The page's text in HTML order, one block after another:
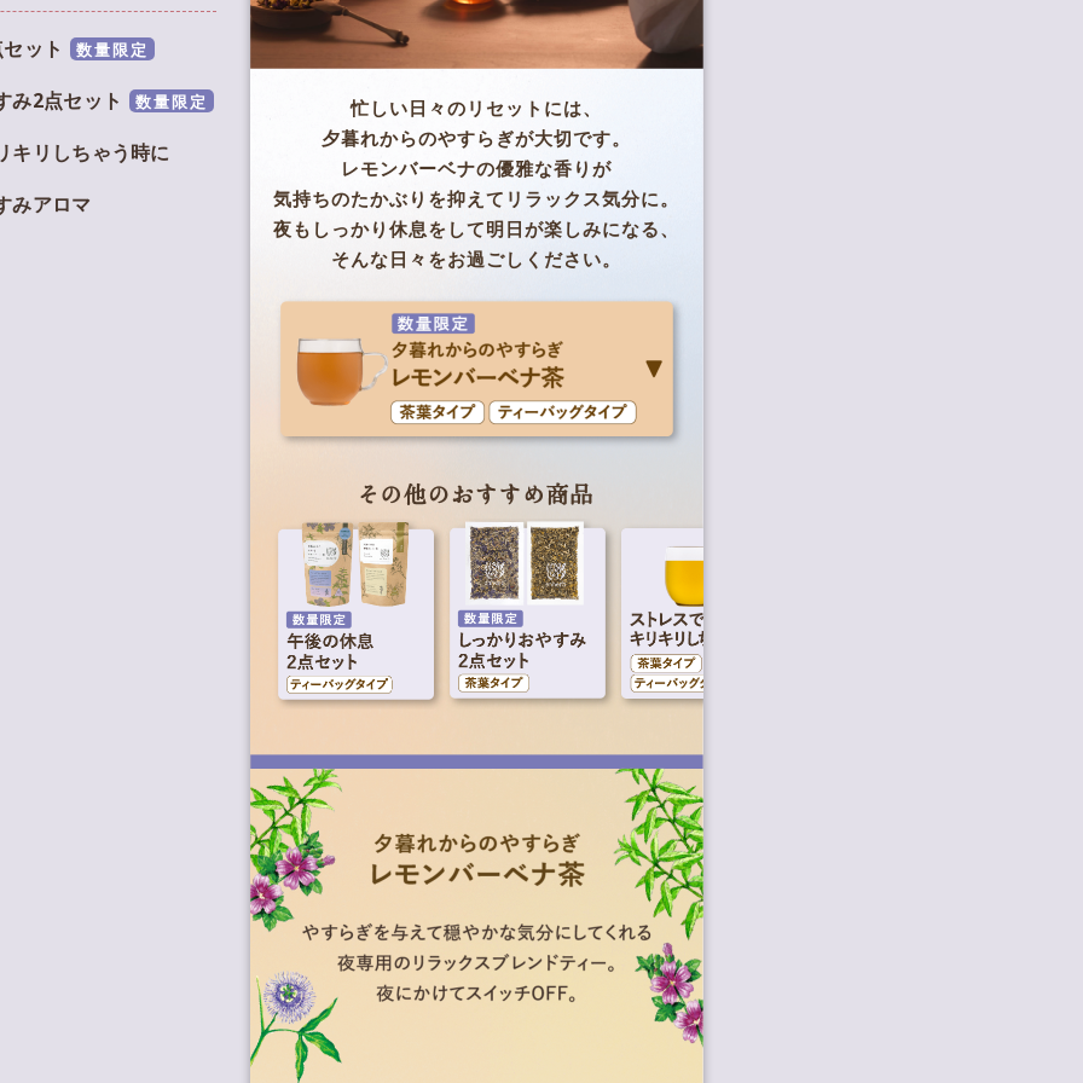
ット 数量限定
み2点セット 数量限定
キリしちゃう時に
みアロマ
忙しい日々のリセットには、
夕暮れからのやすらぎが大切です。
レモンバーベナの優雅な香りが
気持ちのたかぶりを抑えてリラックス気分に。
夜もしっかり休息をして明日が楽しみになる、
そんな日々をお過ごしください。